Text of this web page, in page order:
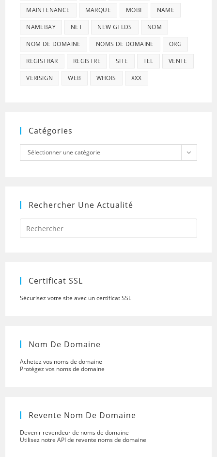
MAINTENANCE MARQUE MOBI NAME
NAMEBAY NET NEW GTLDS NOM
NOM DE DOMAINE NOMS DE DOMAINE ORG
REGISTRAR REGISTRE SITE TEL VENTE
VERISIGN WEB WHOIS XXX
Catégories
Catégories
Sélectionner une catégorie
Rechercher Une Actualité
Press
to
Certificat SSL
Sécurisez votre site avec un certificat SSL
Nom De Domaine
Achetez vos noms de domaine
Protégez vos noms de domaine
Revente Nom De Domaine
Devenir revendeur de noms de domaine
Utilisez notre API de revente noms de domaine